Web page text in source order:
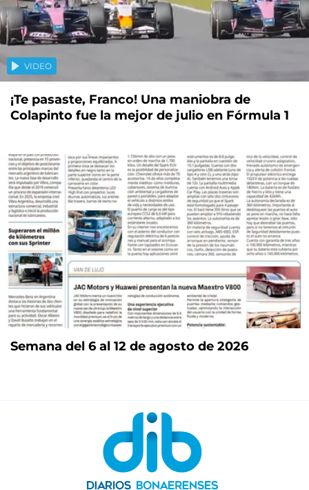
VIDEO
¡Te pasaste, Franco! Una maniobra de
Colapinto fue la mejor de julio en Fórmula 1
Semana del 6 al 12 de agosto de 2026